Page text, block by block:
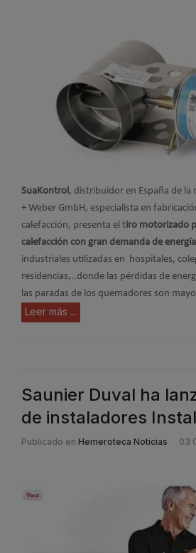
SuaKontrol, distribuidor en España de la
+ Weber GmbH, especialista en
calefacción, presenta el tiro motorizado
calefacción con gran demanda de
industriales utilizadas en hospitales,
residencias,..donde las pérdidas de
las paradas de los quemadores son
Leer más ...
Saunier Duval ha
de instaladores
Publicado en Hemeroteca Noticias 03